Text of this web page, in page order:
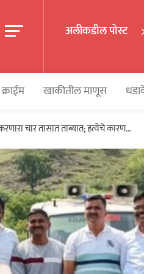
अलीकडील पोस्ट
खाकीतील माणूस
चार तासात ताब्यात; हत्येचे कारण…